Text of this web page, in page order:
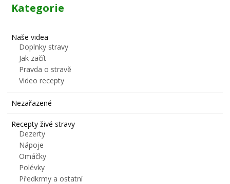
Kategorie
Naše videa
Doplnky stravy
Jak začít
Pravda o stravě
Video recepty
Nezařazené
Recepty živé stravy
Dezerty
Nápoje
Omáčky
Polévky
Předkrmy a ostatní